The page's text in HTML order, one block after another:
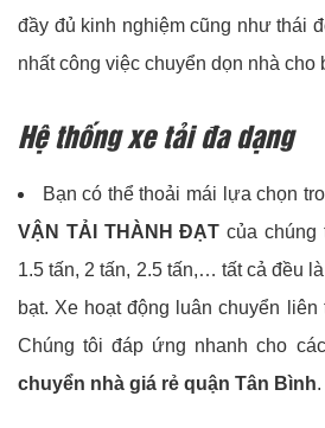
đầy đủ kinh nghiệm cũng như thái
nhất công việc chuyển dọn nhà cho
Hệ thống xe tải đa dạng
Bạn có thể thoải mái lựa chọn
VẬN TẢI THÀNH ĐẠT của chúng
1.5 tấn, 2 tấn, 2.5 tấn,… tất cả đều
bạt. Xe hoạt động luân chuyển
Chúng tôi đáp ứng nhanh cho
chuyển nhà giá rẻ quận Tân Bình.